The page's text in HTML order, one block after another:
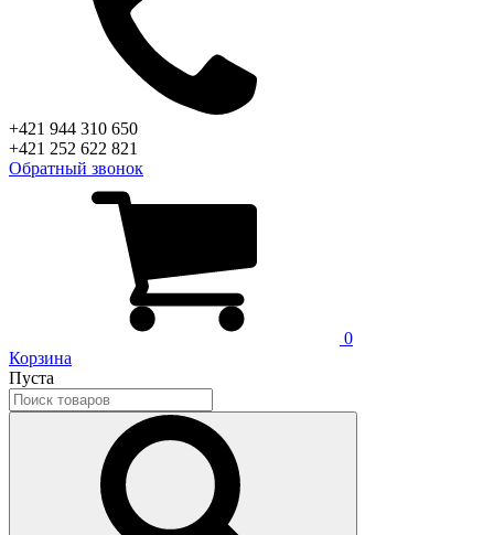
+421 944 310 650
+421 252 622 821
Обратный звонок
0
Корзина
Пуста